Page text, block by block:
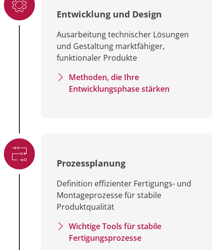
Entwicklung und Design
Ausarbeitung technischer Lösungen
und Gestaltung marktfähiger,
funktionaler Produkte
Methoden, die Ihre
Entwicklungsphase stärken
Prozessplanung
Definition effizienter Fertigungs- und
Montageprozesse für stabile
Produktqualität
Wichtige Tools für stabile
Fertigungsprozesse